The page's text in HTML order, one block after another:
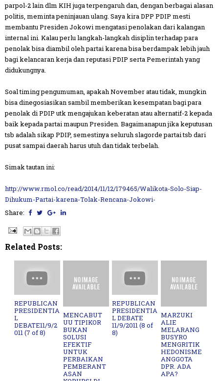
parpol-2 lain dlm KIH juga terpengaruh dan, dengan berbagai alasan
politis, meminta peninjauan ulang. Saya kira DPP PDIP mesti
membantu Presiden Jokowi mengatasi penolakan dari kalangan
internal ini. Kalau perlu langkah-langkah disiplin terhadap para
penolak bisa diambil oleh partai karena bisa berdampak lebih jauh
bagi kelancaran kerja dan reputasi PDIP serta Pemerintah yang
didukungnya.
Soal timing pengumuman, apakah November atau tidak, mungkin
bisa dinegosiasikan sambil memberikan kesempatan bagi para
penolak di PDIP utk mengajukan keberatan atau alternatif-2 kepada
baik kepada partai maupun Presiden. Bagaimanapun jika keputusan
tsb adalah sikap PDIP, semestinya seluruh slagorde partai tsb dari
pusat sampai daerah harus utuh dan tidak terbelah.
Simak tautan ini:
http://www.rmol.co/read/2014/11/12/179465/Walikota-Solo-Siap-
Dihukum-Partai-karena-Tolak-Rencana-Jokowi-
Share:
Related Posts:
REPUBLICAN
PRESIDENTIA
L
DEBATE11/9/2
011 (7 of 8)
MENCABUT
UU TIPIKOR
BUKAN
SOLUSI
EFEKTIF
UNTUK
PERBAIKAN
PEMBERANT
ASAN
REPUBLICAN
PRESIDENTIA
L DEBATE
11/9/2011 (8 of
8)
MARZUKI
ALIE
MELARANG
BUSYRO
MENGRITIK
HEDONISME
ANGGOTA
DPR. ADA
APA?